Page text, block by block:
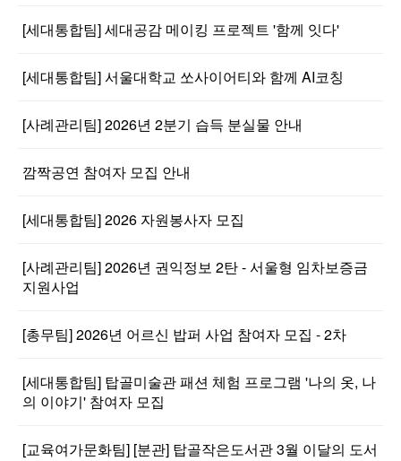
[세대통합팀] 세대공감 메이킹 프로젝트 '함께 잇다'
[세대통합팀] 서울대학교 쏘사이어티와 함께 AI코칭
[사례관리팀] 2026년 2분기 습득 분실물 안내
깜짝공연 참여자 모집 안내
[세대통합팀] 2026 자원봉사자 모집
[사례관리팀] 2026년 권익정보 2탄 - 서울형 임차보증금
지원사업
[총무팀] 2026년 어르신 밥퍼 사업 참여자 모집 - 2차
[세대통합팀] 탑골미술관 패션 체험 프로그램 '나의 옷, 나
의 이야기' 참여자 모집
[교육여가문화팀] [분관] 탑골작은도서관 3월 이달의 도서